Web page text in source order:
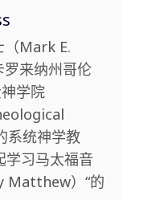
（Mark E.
罗来纳州哥伦
学院
系统神学教
学习马太福音
Matthew）“的